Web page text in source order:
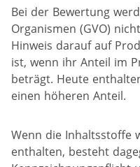
Bei der Bewertung
Organismen (GVO)
Hinweis darauf auf
ist, wenn ihr Anteil im
beträgt. Heute
einen höheren Anteil.
Wenn die Inhaltsstoffe
enthalten, besteht